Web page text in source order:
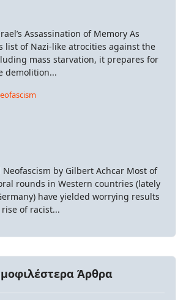
Assassination of Memory As
list of Nazi-like atrocities against the
mass starvation, it prepares for
demolition...
Neofascism by Gilbert Achcar Most of
rounds in Western countries (lately
have yielded worrying results
of racist...
Άρθρα